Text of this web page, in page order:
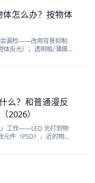
怎么办？按物体
漏检——改用背景抑制
体反光）；透明瓶/薄膜/
/ 透明 / 微小薄件」三类
么？和普通漫反
2026）
」工作——LED 光打到物
件（PSD），近的物体
射靠「反光强弱」（黑色
理图。